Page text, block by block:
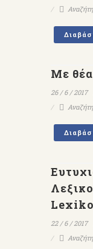
Με
26 / 6 / 2017
22 / 6 / 2017